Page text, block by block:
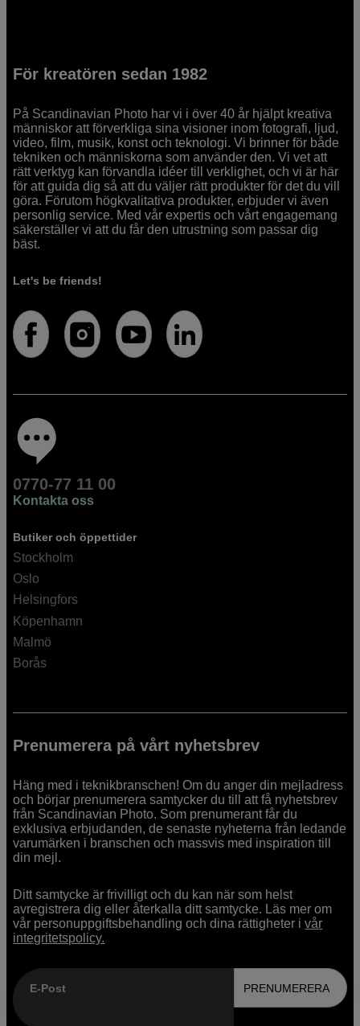
För kreatören sedan 1982
På Scandinavian Photo har vi i över 40 år hjälpt kreativa
människor att förverkliga sina visioner inom fotografi, ljud,
video, film, musik, konst och teknologi. Vi brinner för både
tekniken och människorna som använder den. Vi vet att
rätt verktyg kan förvandla idéer till verklighet, och vi är här
för att guida dig så att du väljer rätt produkter för det du vill
göra. Förutom högkvalitativa produkter, erbjuder vi även
personlig service. Med vår expertis och vårt engagemang
säkerställer vi att du får den utrustning som passar dig
bäst.
Let's be friends!
0770-77 11 00
Kontakta oss
Butiker och öppettider
Stockholm
Oslo
Helsingfors
Köpenhamn
Malmö
Borås
Prenumerera på vårt nyhetsbrev
Häng med i teknikbranschen! Om du anger din mejladress
och börjar prenumerera samtycker du till att få nyhetsbrev
från Scandinavian Photo. Som prenumerant får du
exklusiva erbjudanden, de senaste nyheterna från ledande
varumärken i branschen och massvis med inspiration till
din mejl.
Ditt samtycke är frivilligt och du kan när som helst
avregistrera dig eller återkalla ditt samtycke. Läs mer om
vår personuppgiftsbehandling och dina rättigheter ivår
integritetspolicy.
E-Post PRENUMERERA